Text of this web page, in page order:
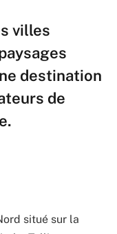
villes
destination
de
situé sur la